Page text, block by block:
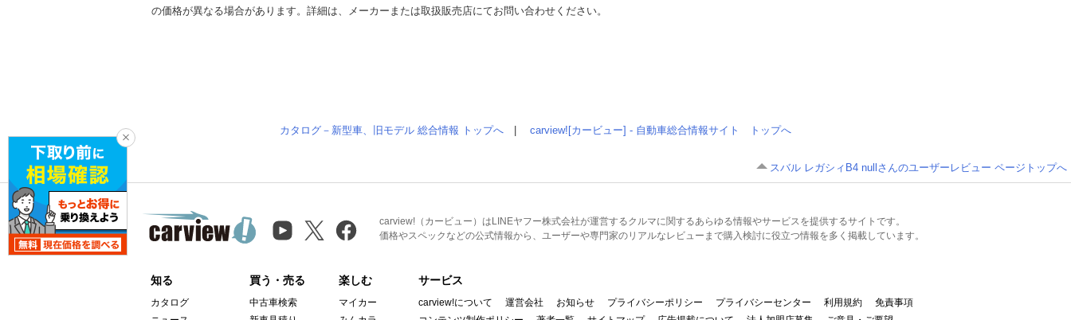
の価格が異なる場合があります。詳細は、メーカーまたは取扱販売店にてお問い合わせください。
カタログ－新型車、旧モデル 総合情報 トップへ carview![カービュー] - 自動車総合情報サイト トップへ
スバル レガシィB4 nullさんのユーザーレビュー ページトップへ
carview!（カービュー）はLINEヤフー株式会社が運営するクルマに関するあらゆる情報やサービスを提供するサイトです。
価格やスペックなどの公式情報から、ユーザーや専門家のリアルなレビューまで購入検討に役立つ情報を多く掲載しています。
知る
カタログ
買う・売る
中古車検索
楽しむ
マイカー
サービス
carview!について 運営会社 お知らせ プライバシーポリシー プライバシーセンター 利用規約
免責事項